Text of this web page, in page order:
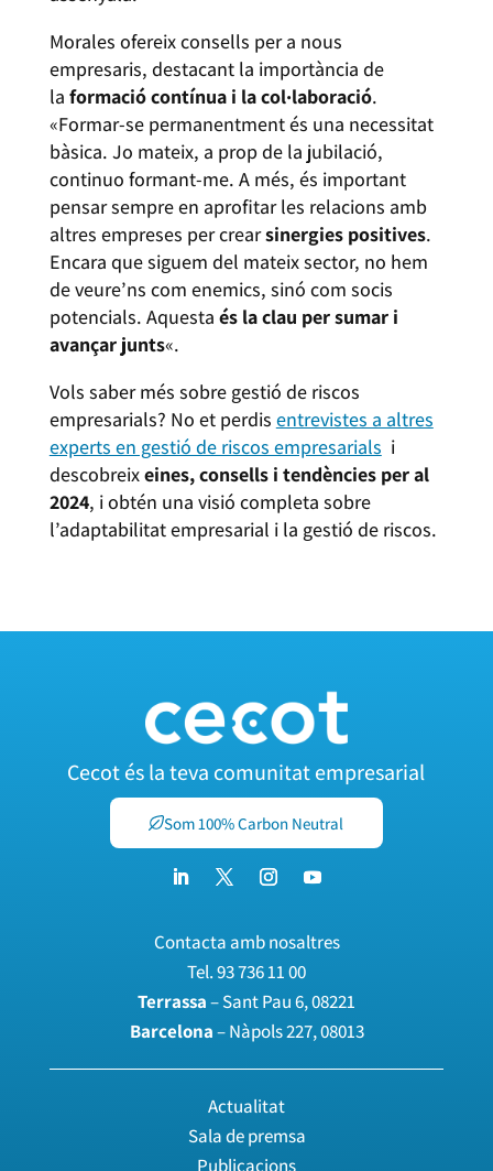
Morales ofereix consells per a nous
empresaris, destacant la importància de
la formació contínua i la col·laboració.
«Formar-se permanentment és una necessitat
bàsica. Jo mateix, a prop de la jubilació,
continuo formant-me. A més, és important
pensar sempre en aprofitar les relacions amb
altres empreses per crearsinergies positives.
Encara que siguem del mateix sector, no hem
de veure’ns com enemics, sinó com socis
potencials. Aquesta és la clau per sumar i
avançar junts«.
Vols saber més sobre gestió de riscos
empresarials? No et perdis entrevistes a altres
experts en gestió de riscos empresarials i
descobreixeines, consells i tendències per al
2024, i obtén una visió completa sobre
l’adaptabilitat empresarial i la gestió de riscos.
Cecot és la teva comunitat empresarial
Som 100% Carbon Neutral
Contacta amb nosaltres
Tel.93 736 11 00
Terrassa– Sant Pau 6, 08221
Barcelona– Nàpols 227, 08013
Actualitat
Sala de premsa
Publicacions